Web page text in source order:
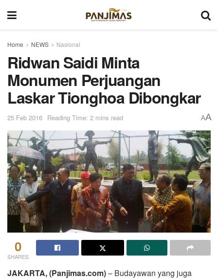
Home NEWS Nasional
Ridwan Saidi Minta
Monumen Perjuangan
Laskar Tionghoa Dibongkar
25 Feb 2016 Reading Time: 2 mins read AA
0
SHARES
JAKARTA, (Panjimas.com)– Budayawan yang juga